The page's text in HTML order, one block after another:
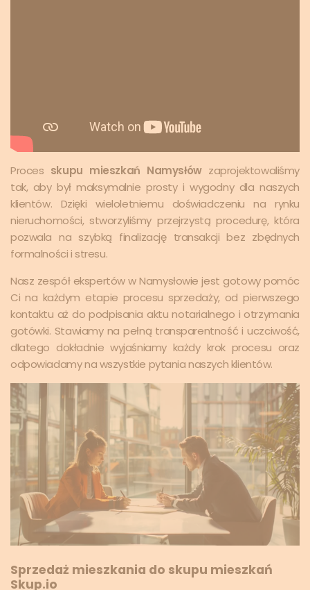
Proces skupu mieszkań Namysłówzaprojektowaliśmy
tak, aby był maksymalnie prosty i wygodny dla naszych
klientów. Dzięki wieloletniemu doświadczeniu na rynku
nieruchomości, stworzyliśmy przejrzystą procedurę, która
pozwala na szybką finalizację transakcji bez zbędnych
formalności i stresu.
Nasz zespół ekspertów w Namysłowie jest gotowy pomóc
Ci na każdym etapie procesu sprzedaży, od pierwszego
kontaktu aż do podpisania aktu notarialnego i otrzymania
gotówki. Stawiamy na pełną transparentność i uczciwość,
dlatego dokładnie wyjaśniamy każdy krok procesu oraz
odpowiadamy na wszystkie pytania naszych klientów.
Sprzedaż mieszkania do skupu mieszkań
Skup.io